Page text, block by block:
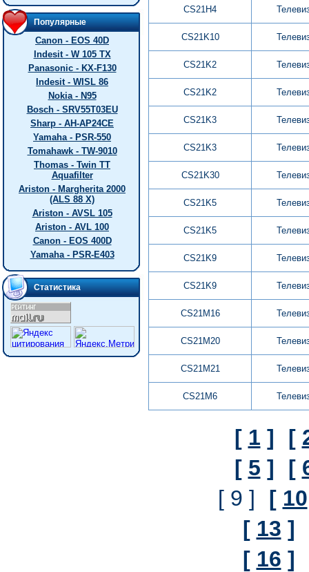
Популярные
Canon - EOS 40D
Indesit - W 105 TX
Panasonic - KX-F130
Indesit - WISL 86
Nokia - N95
Bosch - SRV55T03EU
Sharp - AH-AP24CE
Yamaha - PSR-550
Tomahawk - TW-9010
Thomas - Twin TT
Aquafilter
Ariston - Margherita 2000
(ALS 88 X)
Ariston - AVSL 105
Ariston - AVL 100
Canon - EOS 400D
Yamaha - PSR-E403
Статистика
CS21H4
CS21K10
CS21K2
CS21K2
CS21K3
CS21K3
CS21K30
CS21K5
CS21K5
CS21K9
CS21K9
CS21M16
CS21M20
CS21M21
CS21M6
[ 1 ] [
[ 5 ] [
[ 9 ]
[ 10
[ 13 ]
[ 16 ]